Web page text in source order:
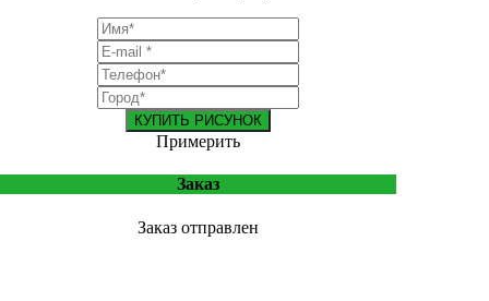
КУПИТЬ РИСУНОК
Примерить
Заказ
Заказ отправлен